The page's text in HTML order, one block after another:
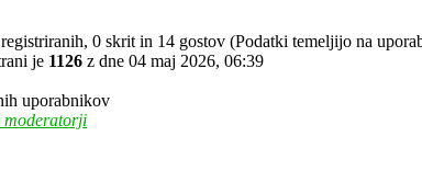
0 skrit in 14 gostov (Podatki temeljijo na
je 1126 z dne 04 maj 2026, 06:39
uporabnikov
moderatorji